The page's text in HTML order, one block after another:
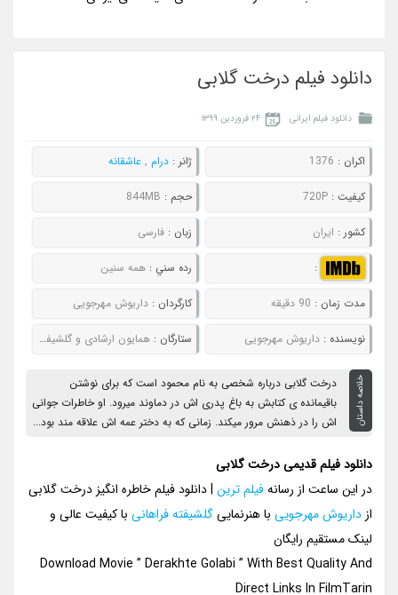
دانلود فیلم درخت گلابی
دانلود فیلم ایرانی ۲۴ فروردین ۱۳۹۹
اکران : 1376 ژانر : درام , عاشقانه
کيفيت :720P حجم : 844MB
کشور : ایران زبان : فارسی
: رده سني : همه سنین
مدت زمان : 90 دقیقه کارگردان : داریوش مهرجویی
نويسنده :داریوش مهرجویی ستارگان : همایون ارشادی و گلشیفته فراهانی
خلاصه داستان
درخت گلابی درباره شخصی به نام محمود است که برای نوشتن
باقیمانده ی کتابش به باغ پدری اش در دماوند میرود. او خاطرات جوانی
اش را در ذهنش مرور میکند. زمانی که به دختر عمه اش علاقه مند بود...
دانلود فیلم قدیمی درخت گلابی
در این ساعت از رسانهفیلم ترین | دانلود فیلم خاطره انگیز درخت گلابی
ازداریوش مهرجویی با هنرنماییگلشیفته فراهانی با کیفیت عالی و
لینک مستقیم رایگان
Download Movie ” Derakhte Golabi ” With Best Quality And
Direct Links In FilmTarin